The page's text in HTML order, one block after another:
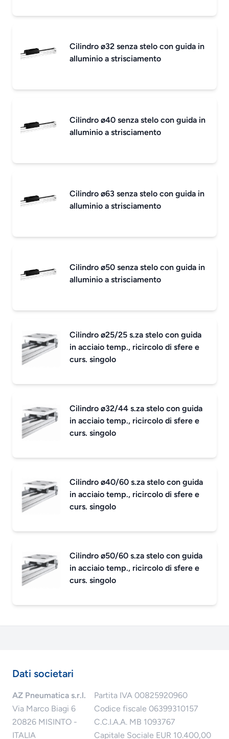
Cilindro ø32 senza stelo con guida in
alluminio a strisciamento
Cilindro ø40 senza stelo con guida in
alluminio a strisciamento
Cilindro ø63 senza stelo con guida in
alluminio a strisciamento
Cilindro ø50 senza stelo con guida in
alluminio a strisciamento
Cilindro ø25/25 s.za stelo con guida
in acciaio temp., ricircolo di sfere e
curs. singolo
Cilindro ø32/44 s.za stelo con guida
in acciaio temp., ricircolo di sfere e
curs. singolo
Cilindro ø40/60 s.za stelo con guida
in acciaio temp., ricircolo di sfere e
curs. singolo
Cilindro ø50/60 s.za stelo con guida
in acciaio temp., ricircolo di sfere e
curs. singolo
Dati societari
AZ Pneumatica s.r.l.
Via Marco Biagi 6
20826 MISINTO -
ITALIA
Partita IVA 00825920960
Codice fiscale 06399310157
C.C.I.A.A. MB 1093767
Capitale Sociale EUR 10.400,00